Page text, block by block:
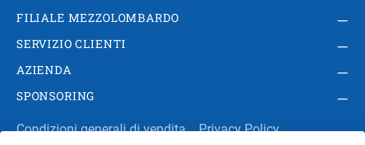
FILIALE MEZZOLOMBARDO
SERVIZIO CLIENTI
AZIENDA
SPONSORING
Condizioni generali di vendita Privacy Policy